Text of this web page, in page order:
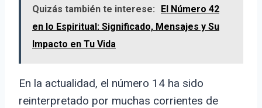
Quizás también te interese:
El Número 42
en lo Espiritual: Significado, Mensajes y Su
Impacto en Tu Vida
En la actualidad, el número 14 ha sido
reinterpretado por muchas corrientes de